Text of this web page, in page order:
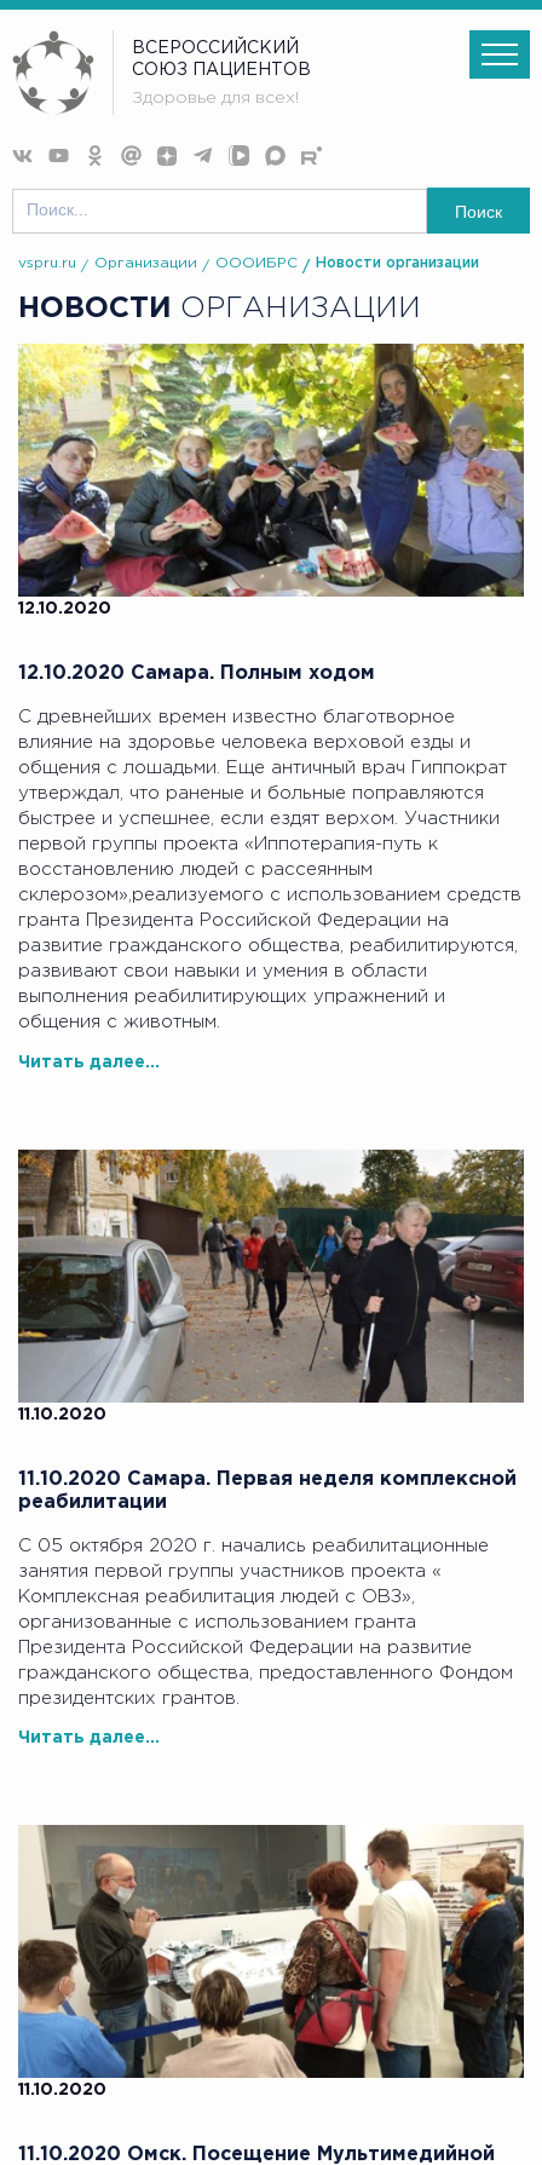
ВСЕРОССИЙСКИЙ
СОЮЗ ПАЦИЕНТОВ
Здоровье для всех!
Поиск
vspru.ru Организации ОООИБРС Новости организации
НОВОСТИ ОРГАНИЗАЦИИ
12.10.2020
12.10.2020 Самара. Полным ходом
С древнейших времен известно благотворное
влияние на здоровье человека верховой езды и
общения с лошадьми. Еще античный врач Гиппократ
утверждал, что раненые и больные поправляются
быстрее и успешнее, если ездят верхом. Участники
первой группы проекта «Иппотерапия-путь к
восстановлению людей с рассеянным
склерозом»,реализуемого с использованием средств
гранта Президента Российской Федерации на
развитие гражданского общества, реабилитируются,
развивают свои навыки и умения в области
выполнения реабилитирующих упражнений и
общения с животным.
Читать далее...
11.10.2020
11.10.2020 Самара. Первая неделя комплексной
реабилитации
С 05 октября 2020 г. начались реабилитационные
занятия первой группы участников проекта «
Комплексная реабилитация людей с ОВЗ»,
организованные с использованием гранта
Президента Российской Федерации на развитие
гражданского общества, предоставленного Фондом
президентских грантов.
Читать далее...
11.10.2020
11.10.2020 Омск. Посещение Мультимедийной